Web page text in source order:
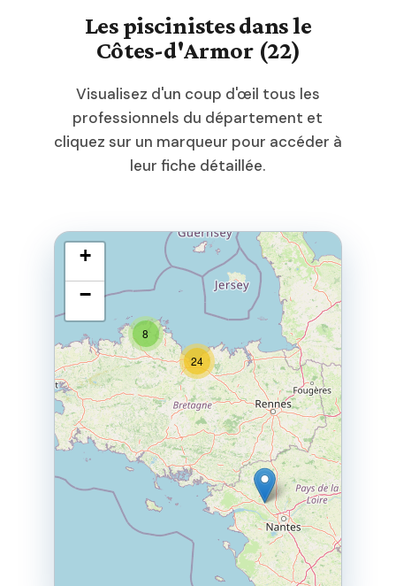
Les piscinistes dans le
Côtes-d'Armor (22)
Visualisez d'un coup d'œil tous les
professionnels du département et
cliquez sur un marqueur pour accéder à
leur fiche détaillée.
8
24
+
−